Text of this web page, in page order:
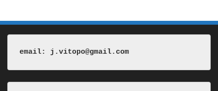
email: j.vitopo@gmail.com